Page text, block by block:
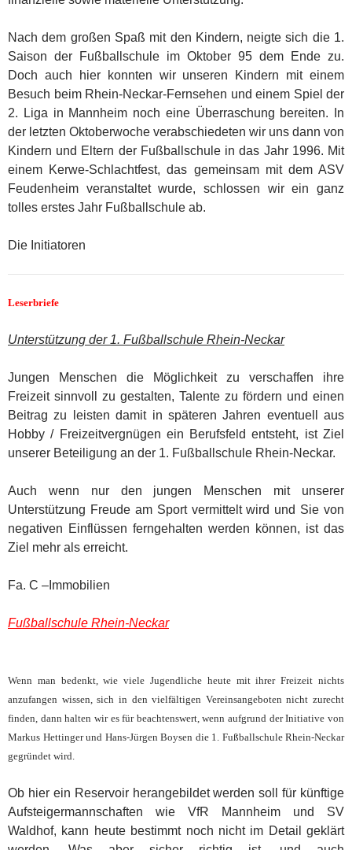
Nach dem großen Spaß mit den Kindern, neigte sich die 1.
Saison der Fußballschule im Oktober 95 dem Ende zu.
Doch auch hier konnten wir unseren Kindern mit einem
Besuch beim Rhein-Neckar-Fernsehen und einem Spiel der
2. Liga in Mannheim noch eine Überraschung bereiten. In
der letzten Oktoberwoche verabschiedeten wir uns dann von
Kindern und Eltern der Fußballschule in das Jahr 1996. Mit
einem Kerwe-Schlachtfest, das gemeinsam mit dem ASV
Feudenheim veranstaltet wurde, schlossen wir ein ganz
tolles erstes Jahr Fußballschule ab.
Die Initiatoren
Leserbriefe
Unterstützung der 1. Fußballschule Rhein-Neckar
Jungen Menschen die Möglichkeit zu verschaffen ihre
Freizeit sinnvoll zu gestalten, Talente zu fördern und einen
Beitrag zu leisten damit in späteren Jahren eventuell aus
Hobby / Freizeitvergnügen ein Berufsfeld entsteht, ist Ziel
unserer Beteiligung an der 1. Fußballschule Rhein-Neckar.
Auch wenn nur den jungen Menschen mit unserer
Unterstützung Freude am Sport vermittelt wird und Sie von
negativen Einflüssen ferngehalten werden können, ist das
Ziel mehr als erreicht.
Fa. C –Immobilien
Fußballschule Rhein-Neckar
Wenn man bedenkt, wie viele Jugendliche heute mit ihrer Freizeit nichts
anzufangen wissen, sich in den vielfältigen Vereinsangeboten nicht zurecht
finden, dann halten wir es für beachtenswert, wenn aufgrund der Initiative von
Markus Hettinger und Hans-Jürgen Boysen die 1. Fußballschule Rhein-Neckar
gegründet wird.
Ob hier ein Reservoir herangebildet werden soll für künftige
Aufsteigermannschaften wie VfR Mannheim und SV
Waldhof, kann heute bestimmt noch nicht im Detail geklärt